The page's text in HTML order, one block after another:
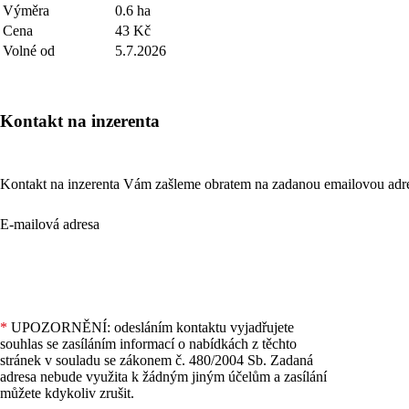
Výměra
0.6 ha
Cena
43 Kč
Volné od
5.7.2026
Kontakt na inzerenta
Kontakt na inzerenta Vám zašleme obratem na zadanou emailovou
E-mailová adresa
* UPOZORNĚNÍ: odesláním kontaktu vyjadřujete
souhlas se zasíláním informací o nabídkách z těchto
stránek v souladu se zákonem č. 480/2004 Sb. Zadaná
adresa nebude využita k žádným jiným účelům a zasílání
můžete kdykoliv zrušit.